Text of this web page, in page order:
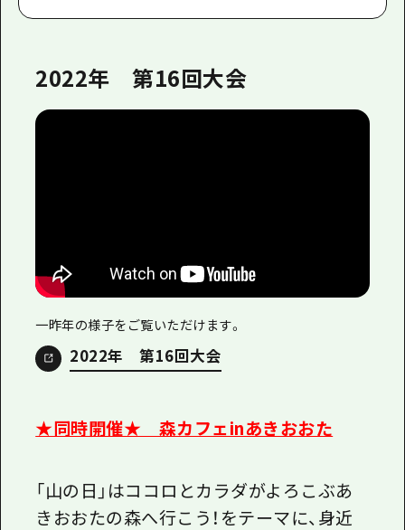
2022年 第16回大会
一昨年の様子をご覧いただけます。
2022年 第16回大会
★同時開催★ 森カフェinあきおおた
「山の日」はココロとカラダがよろこぶあ
きおおたの森へ行こう！をテーマに、身近